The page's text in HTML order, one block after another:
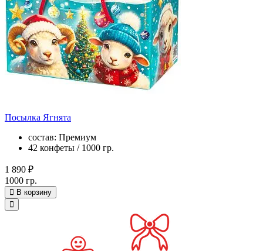
Посылка Ягнята
состав: Премиум
42 конфеты / 1000 гр.
1 890 ₽
1000 гр.
В корзину